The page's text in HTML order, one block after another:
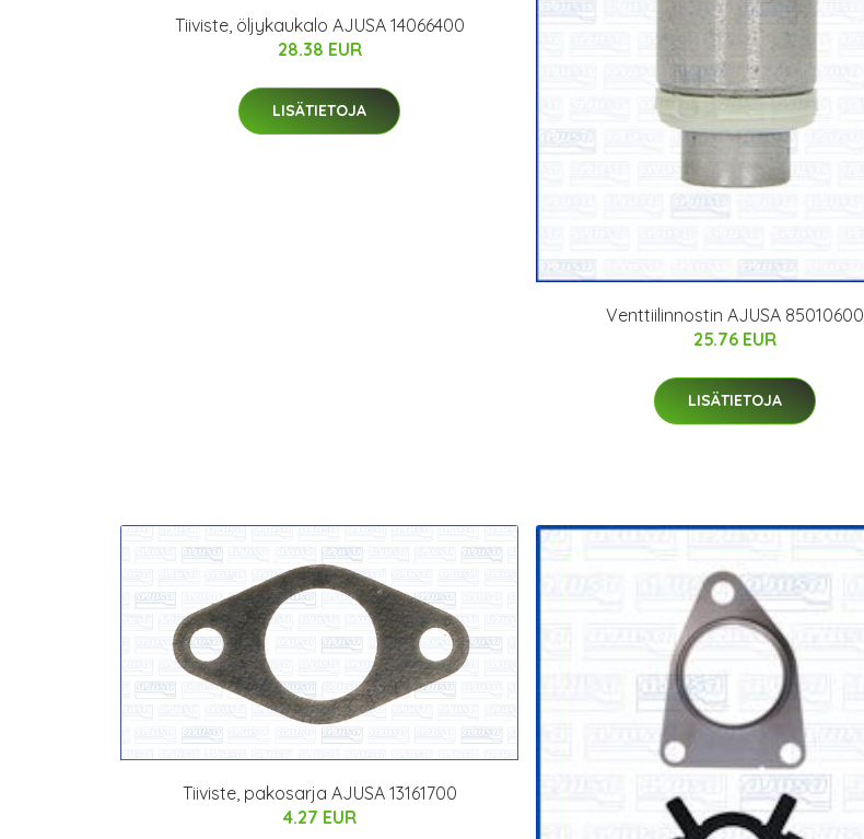
Tiiviste, öljykaukalo AJUSA 14066400
28.38 EUR
LISÄTIETOJA
Venttiilinnostin AJUSA 85010600
25.76 EUR
LISÄTIETOJA
Tiiviste, pakosarja AJUSA 13161700
4.27 EUR